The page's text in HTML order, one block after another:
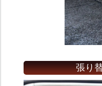
張り替